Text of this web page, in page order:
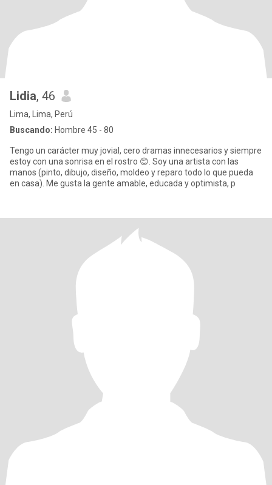
Lidia, 46
Lima, Lima, Perú
Buscando: Hombre 45 - 80
Tengo un carácter muy jovial, cero dramas innecesarios y siempre
estoy con una sonrisa en el rostro 😊. Soy una artista con las
manos (pinto, dibujo, diseño, moldeo y reparo todo lo que pueda
en casa). Me gusta la gente amable, educada y optimista, p